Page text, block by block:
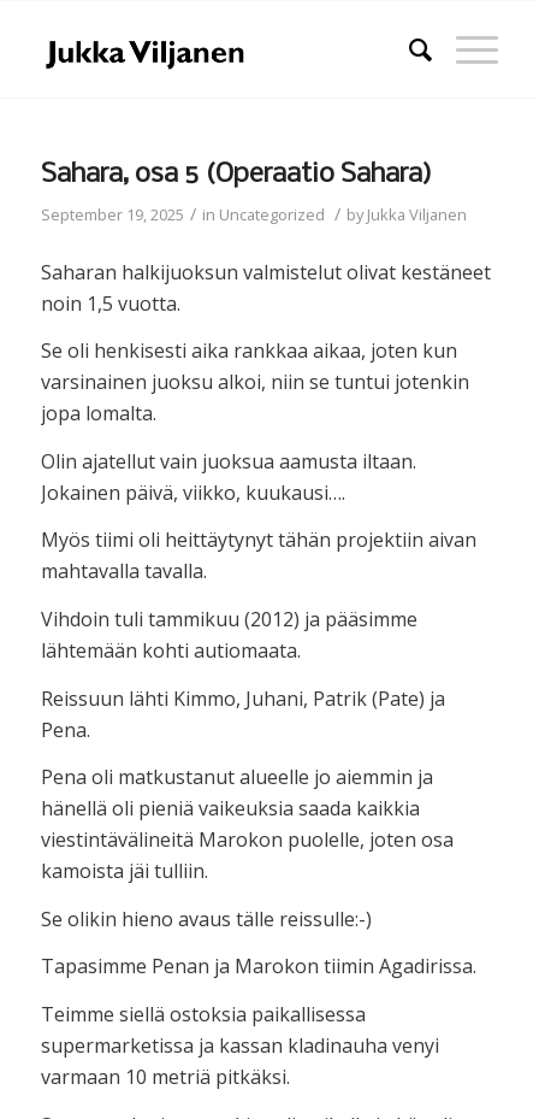
Sahara, osa 5 (Operaatio Sahara)
September 19, 2025 / in Uncategorized / byJukka Viljanen
Saharan halkijuoksun valmistelut olivat kestäneet
noin 1,5 vuotta.
Se oli henkisesti aika rankkaa aikaa, joten kun
varsinainen juoksu alkoi, niin se tuntui jotenkin
jopa lomalta.
Olin ajatellut vain juoksua aamusta iltaan.
Jokainen päivä, viikko, kuukausi….
Myös tiimi oli heittäytynyt tähän projektiin aivan
mahtavalla tavalla.
Vihdoin tuli tammikuu (2012) ja pääsimme
lähtemään kohti autiomaata.
Reissuun lähti Kimmo, Juhani, Patrik (Pate) ja
Pena.
Pena oli matkustanut alueelle jo aiemmin ja
hänellä oli pieniä vaikeuksia saada kaikkia
viestintävälineitä Marokon puolelle, joten osa
kamoista jäi tulliin.
Se olikin hieno avaus tälle reissulle:-)
Tapasimme Penan ja Marokon tiimin Agadirissa.
Teimme siellä ostoksia paikallisessa
supermarketissa ja kassan kladinauha venyi
varmaan 10 metriä pitkäksi.